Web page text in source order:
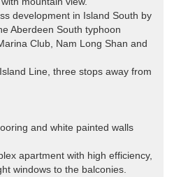
development in Island South by
Aberdeen South typhoon
Club, Nam Long Shan and
Line, three stops away from
and white painted walls
apartment with high efficiency,
windows to the balconies.